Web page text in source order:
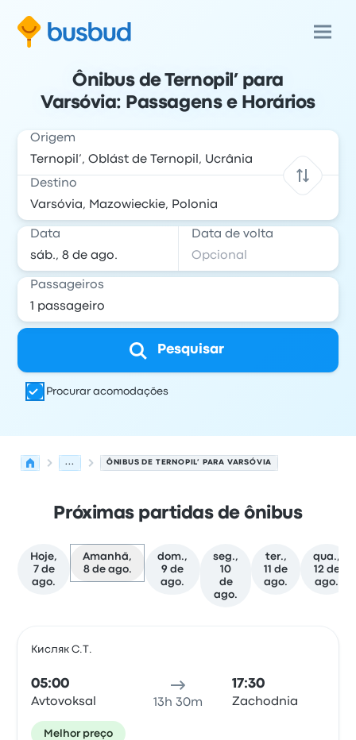
Ônibus de Ternopil’ para
Varsóvia: Passagens e Horários
Origem
Destino
Data Data de volta
Passageiros
Pesquisar
Procurar acomodações
... ÔNIBUS DE TERNOPIL’ PARA VARSÓVIA
Próximas partidas de ônibus
Hoje,
7 de
ago.
Amanhã,
8 de ago.
dom.,
9 de
ago.
seg.,
10
de
ago.
ter.,
11 de
ago.
qua.,
12 de
ago.
Кисляк С.Т.
05:00
Avtovoksal 13h 30m
17:30
Zachodnia
Melhor preço